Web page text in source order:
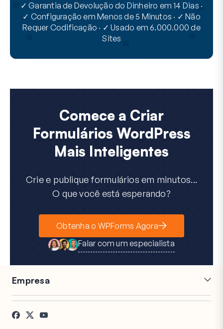
✓ Garantia de Devolução do Dinheiro em 14 Dias ·
✓ Configuração em Menos de 5 Minutos · ✓ Não
Requer Codificação · ✓ Usado em 6.000.000 de
Sites
Comece a Criar
Formulários WordPress
Mais Inteligentes
Crie e publique formulários em minutos...
O que você está esperando?
Obtenha o WPForms Agora
Falar com um especialista
Empresa
Carreiras
Depoimentos
Afiliados